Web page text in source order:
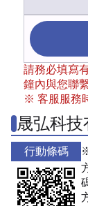
請務必填寫
鐘內與您聯
※ 客服服務
晟弘科
行動條碼